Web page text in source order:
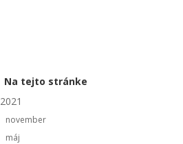
Na tejto stránke
2021
november
máj